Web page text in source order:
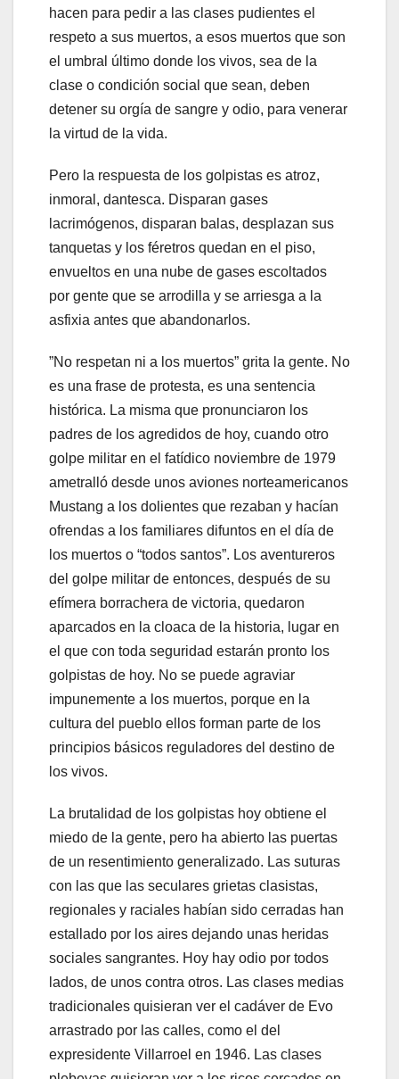
hacen para pedir a las clases pudientes el
respeto a sus muertos, a esos muertos que son
el umbral último donde los vivos, sea de la
clase o condición social que sean, deben
detener su orgía de sangre y odio, para venerar
la virtud de la vida.
Pero la respuesta de los golpistas es atroz,
inmoral, dantesca. Disparan gases
lacrimógenos, disparan balas, desplazan sus
tanquetas y los féretros quedan en el piso,
envueltos en una nube de gases escoltados
por gente que se arrodilla y se arriesga a la
asfixia antes que abandonarlos.
”No respetan ni a los muertos” grita la gente. No
es una frase de protesta, es una sentencia
histórica. La misma que pronunciaron los
padres de los agredidos de hoy, cuando otro
golpe militar en el fatídico noviembre de 1979
ametralló desde unos aviones norteamericanos
Mustang a los dolientes que rezaban y hacían
ofrendas a los familiares difuntos en el día de
los muertos o “todos santos”. Los aventureros
del golpe militar de entonces, después de su
efímera borrachera de victoria, quedaron
aparcados en la cloaca de la historia, lugar en
el que con toda seguridad estarán pronto los
golpistas de hoy. No se puede agraviar
impunemente a los muertos, porque en la
cultura del pueblo ellos forman parte de los
principios básicos reguladores del destino de
los vivos.
La brutalidad de los golpistas hoy obtiene el
miedo de la gente, pero ha abierto las puertas
de un resentimiento generalizado. Las suturas
con las que las seculares grietas clasistas,
regionales y raciales habían sido cerradas han
estallado por los aires dejando unas heridas
sociales sangrantes. Hoy hay odio por todos
lados, de unos contra otros. Las clases medias
tradicionales quisieran ver el cadáver de Evo
arrastrado por las calles, como el del
expresidente Villarroel en 1946. Las clases